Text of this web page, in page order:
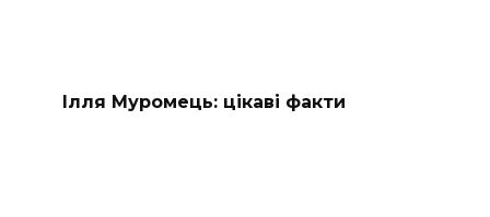
Ілля Муромець: цікаві факти